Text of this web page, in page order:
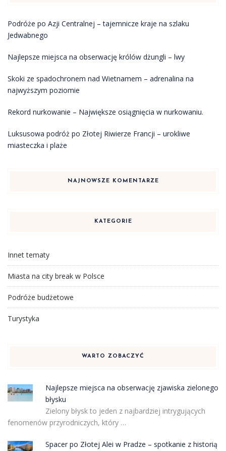
Podróże po Azji Centralnej – tajemnicze kraje na szlaku
Jedwabnego
Najlepsze miejsca na obserwację królów dżungli – lwy
Skoki ze spadochronem nad Wietnamem – adrenalina na
najwyższym poziomie
Rekord nurkowanie – Największe osiągnięcia w nurkowaniu.
Luksusowa podróż po Złotej Riwierze Francji – urokliwe
miasteczka i plaże
NAJNOWSZE KOMENTARZE
KATEGORIE
Innet tematy
Miasta na city break w Polsce
Podróże budżetowe
Turystyka
WARTO ZOBACZYĆ
Najlepsze miejsca na obserwację zjawiska zielonego
błysku
Zielony błysk to jeden z najbardziej intrygujących
fenomenów przyrodniczych, który …
Spacer po Złotej Alei w Pradze – spotkanie z historią